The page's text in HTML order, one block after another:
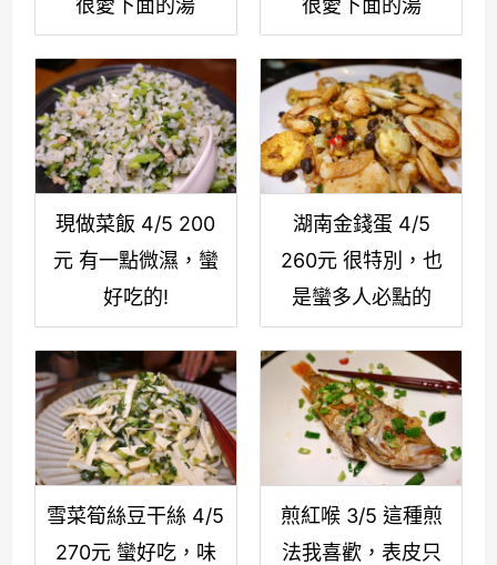
很愛下面的湯
很愛下面的湯
現做菜飯 4/5 200
元 有一點微濕，蠻
好吃的!
湖南金錢蛋 4/5
260元 很特別，也
是蠻多人必點的
雪菜筍絲豆干絲 4/5
270元 蠻好吃，味
煎紅喉 3/5 這種煎
法我喜歡，表皮只